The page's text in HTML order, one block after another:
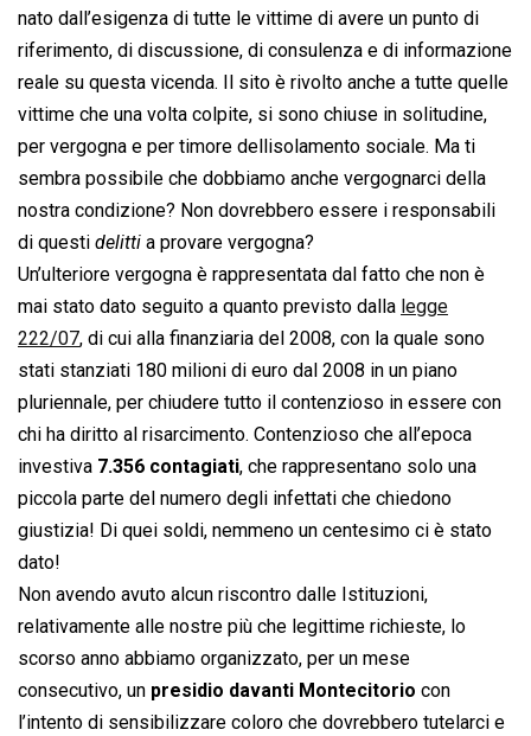
nato dall’esigenza di tutte le vittime di avere un punto di
riferimento, di discussione, di consulenza e di informazione
reale su questa vicenda. Il sito è rivolto anche a tutte quelle
vittime che una volta colpite, si sono chiuse in solitudine,
per vergogna e per timore dellisolamento sociale. Ma ti
sembra possibile che dobbiamo anche vergognarci della
nostra condizione? Non dovrebbero essere i responsabili
di questi  delitti  a provare vergogna?
Un’ulteriore vergogna è rappresentata dal fatto che non è
mai stato dato seguito a quanto previsto dalla legge
222/07, di cui alla finanziaria del 2008, con la quale sono
stati stanziati 180 milioni di euro dal 2008 in un piano
pluriennale, per chiudere tutto il contenzioso in essere con
chi ha diritto al risarcimento. Contenzioso che all’epoca
investiva 7.356 contagiati, che rappresentano solo una
piccola parte del numero degli infettati che chiedono
giustizia! Di quei soldi, nemmeno un centesimo ci è stato
dato!
Non avendo avuto alcun riscontro dalle Istituzioni,
relativamente alle nostre più che legittime richieste, lo
scorso anno abbiamo organizzato, per un mese
consecutivo, un presidio davanti Montecitorio con
l’intento di sensibilizzare coloro che dovrebbero tutelarci e